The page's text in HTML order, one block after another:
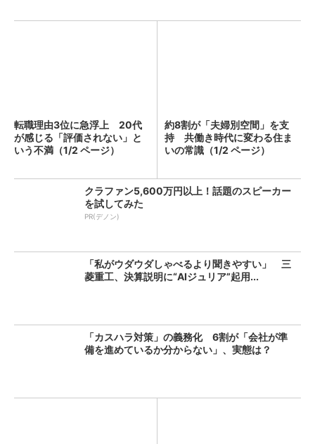
転職理由3位に急浮上 20代
が感じる「評価されない」と
いう不満（1/2 ページ）
約8割が「夫婦別空間」を支
持 共働き時代に変わる住ま
いの常識（1/2 ページ）
クラファン5,600万円以上！話題のスピーカー
を試してみた
PR(デノン)
「私がウダウダしゃべるより聞きやすい」 三
菱重工、決算説明に“AIジュリア”起用...
「カスハラ対策」の義務化 6割が「会社が準
備を進めているか分からない」、実態は？